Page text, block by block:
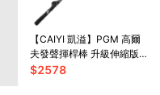
【CAIYI 凱溢】PGM 高爾
夫發聲揮桿棒 升級伸縮版
可調整6檔 揮桿訓練器
$2578